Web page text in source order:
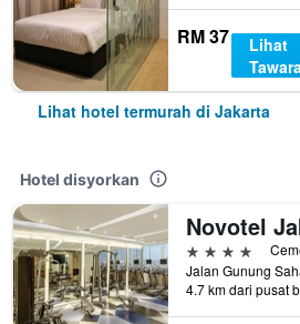
RM 37
Lihat
Lihat hotel termurah di Jakarta
Hotel disyorkan
4 bintang
4.7 km dari pusat